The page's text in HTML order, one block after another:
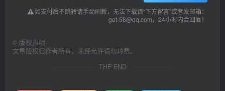
如支付后不跳转请手动刷新，无法下载请“下方留言”或者发邮箱：
get-58@qq.com，24小时内会回复！
© 版权声明
文章版权归作者所有，未经允许请勿转载。
THE END